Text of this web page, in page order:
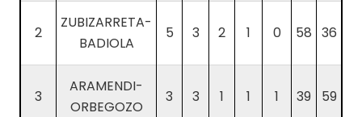
2
ZUBIZARRETA-
BADIOLA
5 3 2 1 0 58 36
3
ARAMENDI-
ORBEGOZO
3 3 1 1 1 39 59